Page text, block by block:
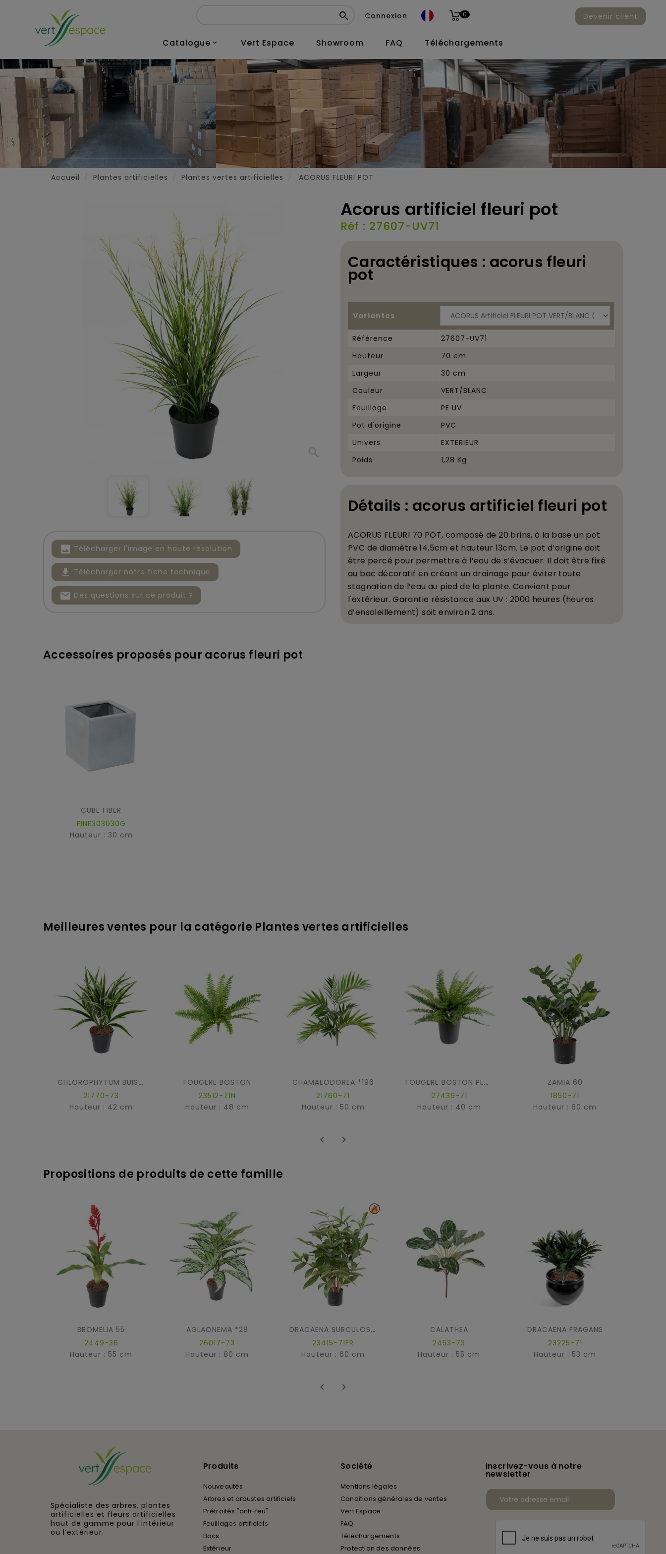
 Connexion 0

Catalogue Vert Espace Showroom FAQ Téléchargements
Devenir client
Accueil Plantes artificielles Plantes vertes artificielles ACORUS FLEURI POT
search
image Télécharger l'image en haute résolution
file_download Télécharger notre fiche technique
mail Des questions sur ce produit ?
Acorus artificiel fleuri pot
Réf : 27607-UV71
Caractéristiques : acorus fleuri
pot
Variantes
Référence
27607-UV71
Hauteur
70 cm
Largeur
30 cm
Couleur
VERT/BLANC
Feuillage
PE UV
Pot d'origine
PVC
Univers
EXTERIEUR
Poids
1,28 Kg
Détails : acorus artificiel fleuri pot
ACORUS FLEURI 70 POT, composé de 20 brins,à la base un pot
PVC de diamètre 14,5cm et hauteur 13cm. Le pot d’origine doit
être percé pour permettreà l’eau de s’évacuer. Il doitêtre fixé
au bac décoratif en créant un drainage pour éviter toute
stagnation de l’eau au pied de la plante. Convient pour
l'extérieur. Garantie résistance aux UV : 2000 heures (heures
d’ensoleillement) soit environ 2 ans.
Accessoires proposés pour acorus fleuri pot
CUBE FIBER
FINE303030G
Hauteur : 30 cm
Meilleures ventes pour la catégorie Plantes vertes artificielles
CHLOROPHYTUM BUISSON
21770-73
Hauteur : 42 cm
FOUGERE BOSTON
23512-71N
Hauteur : 48 cm
CHAMAEODOREA *196
21760-71
Hauteur : 50 cm
FOUGERE BOSTON PLAST
27439-71
Hauteur : 40 cm
ZAMIA 60
1850-71
Hauteur : 60 cm
 
Propositions de produits de cette famille
BROMELIA 55
2449-36
Hauteur : 55 cm
AGLAONEMA *28
26017-73
Hauteur : 80 cm
DRACAENA SURCULOSA POT 60 FR - Fire Resistant
23415-71FR
Hauteur : 60 cm
CALATHEA
2453-73
Hauteur : 55 cm
DRACAENA FRAGANS
23225-71
Hauteur : 53 cm
 
Spécialiste des arbres, plantes
artificielles et fleurs artificielles
haut de gamme pour l’intérieur
ou l’extérieur.
Produits
Nouveautés
Arbres et arbustes artificiels
Prétraités "anti-feu"
Feuillages artificiels
Bacs
Extérieur
Société
Mentions légales
Conditions générales de ventes
Vert Espace
FAQ
Téléchargements
Protection des données
Inscrivez-vous à notre
newsletter